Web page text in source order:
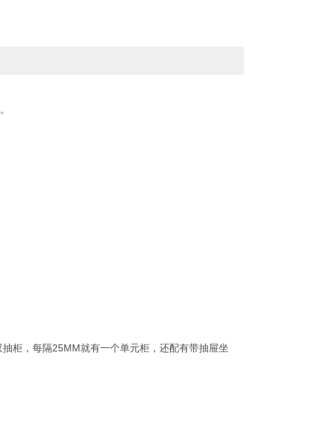
柜，每隔25MM就有一个单元柜，还配有带抽屉坐